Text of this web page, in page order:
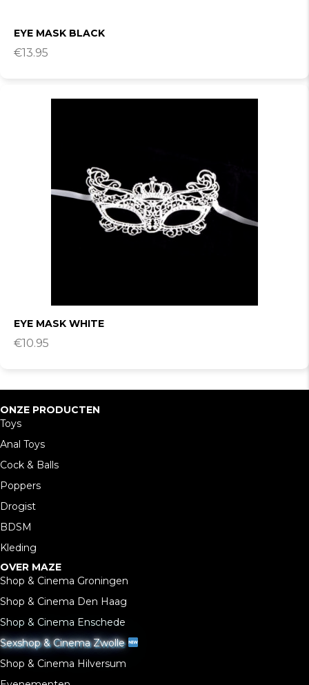
EYE MASK BLACK
€13.95
EYE MASK WHITE
€10.95
ONZE PRODUCTEN
Toys
Anal Toys
Cock & Balls
Poppers
Drogist
BDSM
Kleding
OVER MAZE
Shop & Cinema Groningen
Shop & Cinema Den Haag
Shop & Cinema Enschede
Sexshop & Cinema Zwolle
Shop & Cinema Hilversum